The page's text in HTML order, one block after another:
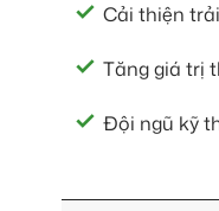
Cải thiện
Tăng giá trị
Đội ngũ kỹ